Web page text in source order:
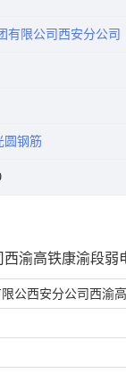
有限公司西安分公司
圆钢筋
渝高铁康渝段
公西安分公司西渝